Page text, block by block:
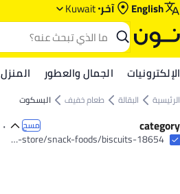
English آخر Kuwait
الإلكترونيات الجمال والعطور المنزل
الرئيسية البقالة طعام خفيف البسكوت
category مسح
grocery-store/snack-foods/biscuits-18654
٠ نتائج البحث